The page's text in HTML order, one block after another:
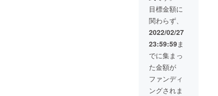
5×405
mm（1.
5Kg）
・耐荷
重：
800kg
凝固
剤：1袋
（10g/
袋） ポ
ンチョ
サイ
枚とお
礼の
メッ
セージ
をお届
けした
い企業
様へお
届けし
ます。
企業名
シール
目標金額に
関わらず、
2022/02/27
23:59:59ま
でに集まっ
た金額が
ファンディ
ングされま